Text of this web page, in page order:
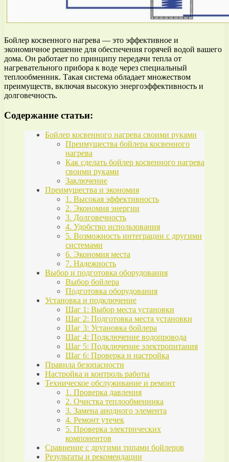
Бойлер косвенного нагрева — это эффективное и
экономичное решение для обеспечения горячей водой вашего
дома. Он работает по принципу передачи тепла от
нагревательного прибора к воде через специальный
теплообменник. Такая система обладает множеством
преимуществ, включая высокую энергоэффективность и
долговечность.
Содержание статьи:
Бойлер косвенного нагрева своими руками
Преимущества бойлера косвенного
нагрева
Как сделать бойлер косвенного нагрева
своими руками
Заключение
Преимущества и экономия
1. Высокая эффективность
2. Экономия энергии
3. Долговечность
4. Удобство использования
5. Возможность интеграции с другими
системами
6. Экономия места
7. Надежность
Выбор и подготовка оборудования
Выбор бойлера
Подготовка оборудования
Установка и подключение
Шаг 1: Выбор места установки
Шаг 2: Подготовка места установки
Шаг 3: Установка бойлера
Шаг 4: Подключение водопровода
Шаг 5: Подключение электропитания
Шаг 6: Проверка и настройка
Правила безопасности
Настройка и контроль работы
Техническое обслуживание и ремонт
1. Проверка давления
2. Очистка теплообменника
3. Замена анодного элемента
4. Ремонт утечек
5. Проверка электрических
компонентов
Сравнение с другими типами бойлеров
Результаты и рекомендации